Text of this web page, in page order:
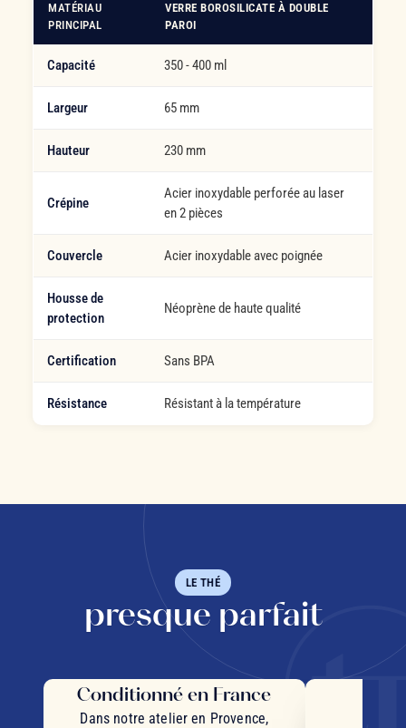
MATÉRIAU
PRINCIPAL
VERRE BOROSILICATE À DOUBLE
PAROI
Capacité 350 - 400 ml
Largeur 65 mm
Hauteur 230 mm
Crépine
Acier inoxydable perforée au laser
en 2 pièces
Couvercle Acier inoxydable avec poignée
Housse de
protection
Néoprène de haute qualité
Certification Sans BPA
Résistance Résistant à la température
LE THÉ
presque parfait
Conditionné en France
Dans notre atelier en Provence,